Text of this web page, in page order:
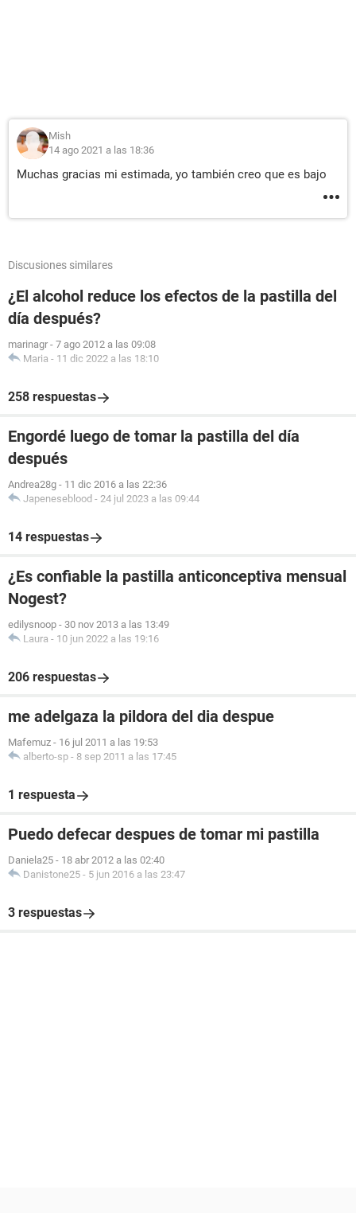
Mish
14 ago 2021 a las 18:36
Muchas gracias mi estimada, yo también creo que es bajo
Discusiones similares
¿El alcohol reduce los efectos de la pastilla del
día después?
marinagr - 7 ago 2012 a las 09:08
Maria - 11 dic 2022 a las 18:10
258 respuestas
Engordé luego de tomar la pastilla del día
después
Andrea28g - 11 dic 2016 a las 22:36
Japeneseblood - 24 jul 2023 a las 09:44
14 respuestas
¿Es confiable la pastilla anticonceptiva mensual
Nogest?
edilysnoop - 30 nov 2013 a las 13:49
Laura - 10 jun 2022 a las 19:16
206 respuestas
me adelgaza la pildora del dia despue
Mafemuz - 16 jul 2011 a las 19:53
alberto-sp - 8 sep 2011 a las 17:45
1 respuesta
Puedo defecar despues de tomar mi pastilla
Daniela25 - 18 abr 2012 a las 02:40
Danistone25 - 5 jun 2016 a las 23:47
3 respuestas